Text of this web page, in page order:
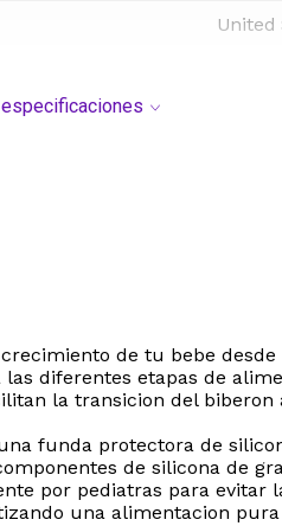
United
de tu bebe
diferentes etapas de
la transicion del
funda protectora de
de silicona de
por pediatras para evitar
una alimentacion